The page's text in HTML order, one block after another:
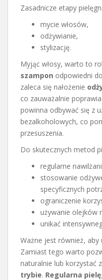
Zasadnicze etapy
mycie włosów,
odżywianie,
stylizację.
Myjąc włosy, warto to
szampon odpowiedni
zaleca się nałożenie
co zauważalnie
powinna odbywać się z
bezalkoholowych, co
przesuszenia.
Do skutecznych metod
regularne
stosowanie
specyficznych
ograniczenie
używanie olejków
unikać
Ważne jest również, aby
Zamiast tego warto
naturalnie lub korzystać z
trybie. Regularna